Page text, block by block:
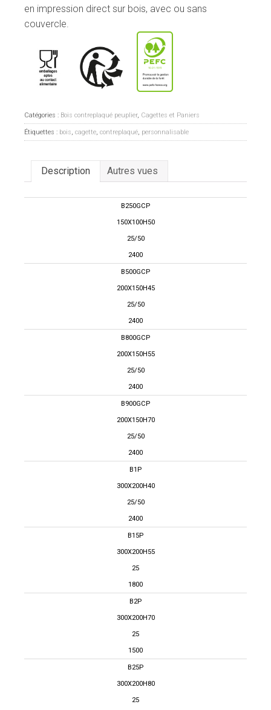
en impression direct sur bois, avec ou sans
couvercle.
Catégories : Bois contreplaqué peuplier, Cagettes et Paniers
Étiquettes : bois cagette contreplaqué personnalisable
Description Autres vues
B250GCP
150X100H50
25/50
2400
B500GCP
200X150H45
25/50
2400
B800GCP
200X150H55
25/50
2400
B900GCP
200X150H70
25/50
2400
B1P
300X200H40
25/50
2400
B15P
300X200H55
25
1800
B2P
300X200H70
25
1500
B25P
300X200H80
25